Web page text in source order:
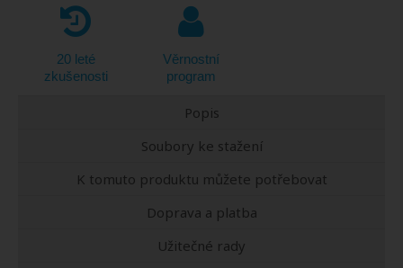
20 leté
zkušenosti
Věrnostní
program
Popis
Soubory ke stažení
K tomuto produktu můžete potřebovat
Doprava a platba
Užitečné rady